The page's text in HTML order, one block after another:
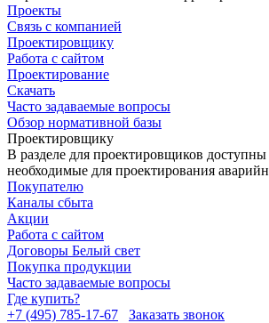
Проекты
Связь с компанией
Проектировщику
Работа с сайтом
Проектирование
Скачать
Часто задаваемые вопросы
Обзор нормативной базы
Проектировщику
В разделе для проектировщиков
необходимые для проектирования
Покупателю
Каналы сбыта
Акции
Работа с сайтом
Договоры Белый свет
Покупка продукции
Часто задаваемые вопросы
Где купить?
+7 (495) 785-17-67
Заказать звонок